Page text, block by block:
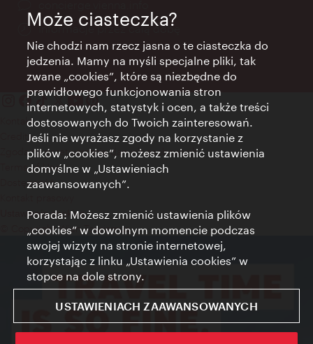
Informacje przez całą dobę
Kontakt
Credits
Zgoda na przetwarzanie danych osobowych
Terms of Use
Dostępność
Ustawienia cookies
© Copyright Wien Tourismus
Może ciasteczka?
Nie chodzi nam rzecz jasna o te ciasteczka do
jedzenia. Mamy na myśli specjalne pliki, tak
zwane „cookies”, które są niezbędne do
prawidłowego funkcjonowania stron
internetowych, statystyk i ocen, a także treści
dostosowanych do Twoich zainteresowań.
Jeśli nie wyrażasz zgody na korzystanie z
plików „cookies”, możesz zmienić ustawienia
domyślne w „Ustawieniach
zaawansowanych”.
Porada: Możesz zmienić ustawienia plików
„cookies” w dowolnym momencie podczas
swojej wizyty na stronie internetowej,
korzystając z linku „Ustawienia cookies” w
stopce na dole strony.
USTAWIENIACH ZAAWANSOWANYCH